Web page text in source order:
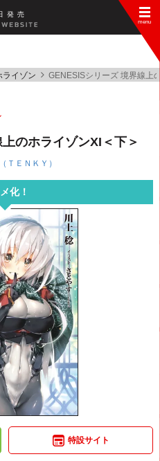
発 売
ライゾン GENESISシリーズ 境界線上
のホライゾンXI＜下＞
ＴＥＮＫＹ）
化！
特設サイト